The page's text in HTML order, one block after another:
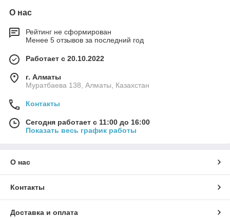
О нас
Рейтинг не сформирован
Менее 5 отзывов за последний год
Работает с 20.10.2022
г. Алматы
Муратбаева 138, Алматы, Казахстан
Контакты
Сегодня работает с 11:00 до 16:00
Показать весь график работы
О нас
Контакты
Доставка и оплата